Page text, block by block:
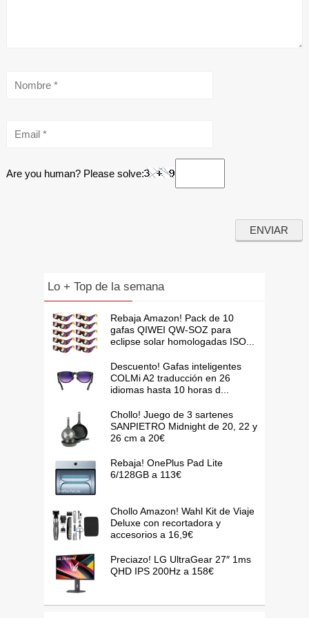
Are you human? Please solve:
Lo + Top de la semana
Rebaja Amazon! Pack de 10
gafas QIWEI QW-SOZ para
eclipse solar homologadas ISO...
Descuento! Gafas inteligentes
COLMi A2 traducción en 26
idiomas hasta 10 horas d...
Chollo! Juego de 3 sartenes
SANPIETRO Midnight de 20, 22 y
26 cm a 20€
Rebaja! OnePlus Pad Lite
6/128GB a 113€
Chollo Amazon! Wahl Kit de Viaje
Deluxe con recortadora y
accesorios a 16,9€
Preciazo! LG UltraGear 27″ 1ms
QHD IPS 200Hz a 158€